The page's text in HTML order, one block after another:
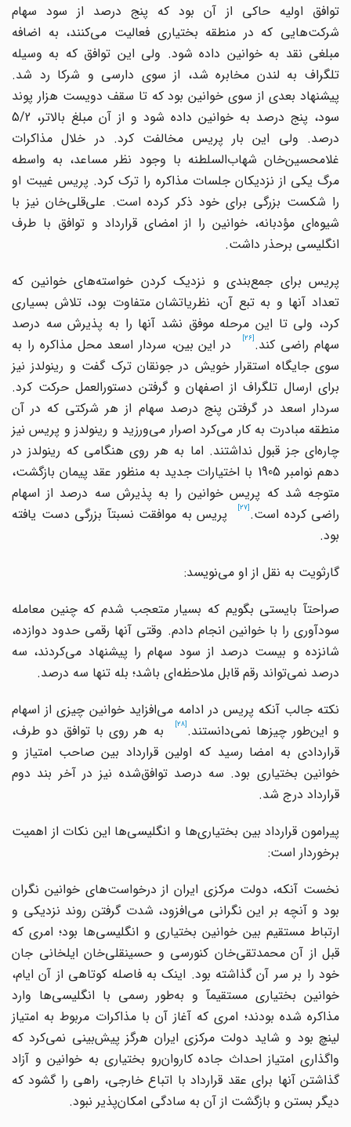
توافق اولیه حاکی از آن بود که پنج درصد از سود سهام
شرکتهایی که در منطقه بختیاری فعالیت میکنند، به اضافه
مبلغی نقد به خوانین داده شود. ولی این توافق که به وسیله
تلگراف به لندن مخابره شد، از سوی دارسی و شرکا رد شد.
پیشنهاد بعدی از سوی خوانین بود که تا سقف دویست هزار پوند
سود، پنج درصد به خوانین داده شود و از آن مبلغ بالاتر، 5/2
درصد. ولی این بار پریس مخالفت کرد. در خلال مذاکرات
غلامحسینخان شهابالسلطنه با وجود نظر مساعد، به واسطه
مرگ یکی از نزدیکان جلسات مذاکره را ترک کرد. پریس غیبت او
را شکست بزرگی برای خود ذکر کرده است. علیقلیخان نیز با
شیوهای مؤدبانه، خوانین را از امضای قرارداد و توافق با طرف
انگلیسی برحذر داشت.
پریس برای جمعبندی و نزدیک کردن خواستههای خوانین که
تعداد آنها و به تبع آن، نظریاتشان متفاوت بود، تلاش بسیاری
کرد، ولی تا این مرحله موفق نشد آنها را به پذیرش سه درصد
سهام راضی کند.
در این بین، سردار اسعد محل مذاکره را به
سوی جایگاه استقرار خویش در جونقان ترک گفت و رینولدز نیز
برای ارسال تلگراف از اصفهان و گرفتن دستورالعمل حرکت کرد.
سردار اسعد در گرفتن پنج درصد سهام از هر شرکتی که در آن
منطقه مبادرت به کار میکرد اصرار میورزید و رینولدز و پریس نیز
چارهای جز قبول نداشتند. اما به هر روی هنگامی که رینولدز در
دهم نوامبر 1905 با اختیارات جدید به منظور عقد پیمان بازگشت،
متوجه شد که پریس خوانین را به پذیرش سه درصد از اسهام
راضی کرده است.
پریس به موافقت نسبتآ بزرگی دست یافته
بود.
گارثویت به نقل از او مینویسد:
صراحتآ بایستی بگویم که بسیار متعجب شدم که چنین معامله
سودآوری را با خوانین انجام دادم. وقتی آنها رقمی حدود دوازده،
شانزده و بیست درصد از سود سهام را پیشنهاد میکردند، سه
درصد نمیتواند رقم قابل ملاحظهای باشد؛ بله تنها سه درصد.
نکته جالب آنکه پریس در ادامه میافزاید خوانین چیزی از اسهام
و اینطور چیزها نمیدانستند.
به هر روی با توافق دو طرف،
قراردادی به امضا رسید که اولین قرارداد بین صاحب امتیاز و
خوانین بختیاری بود. سه درصد توافقشده نیز در آخر بند دوم
قرارداد درج شد.
پیرامون قرارداد بین بختیاریها و انگلیسیها این نکات از اهمیت
برخوردار است:
نخست آنکه، دولت مرکزی ایران از درخواستهای خوانین نگران
بود و آنچه بر این نگرانی میافزود، شدت گرفتن روند نزدیکی و
ارتباط مستقیم بین خوانین بختیاری و انگلیسیها بود؛ امری که
قبل از آن محمدتقیخان کنورسی و حسینقلیخان ایلخانی جان
خود را بر سر آن گذاشته بود. اینک به فاصله کوتاهی از آن ایام،
خوانین بختیاری مستقیمآ و به طور رسمی با انگلیسیها وارد
مذاکره شده بودند؛ امری که آغاز آن با مذاکرات مربوط به امتیاز
لینچ بود و شاید دولت مرکزی ایران هرگز پیشبینی نمیکرد که
واگذاری امتیاز احداث جاده کاروانرو بختیاری به خوانین و آزاد
گذاشتن آنها برای عقد قرارداد با اتباع خارجی، راهی را گشود که
دیگر بستن و بازگشت از آن به سادگی امکانپذیر نبود.